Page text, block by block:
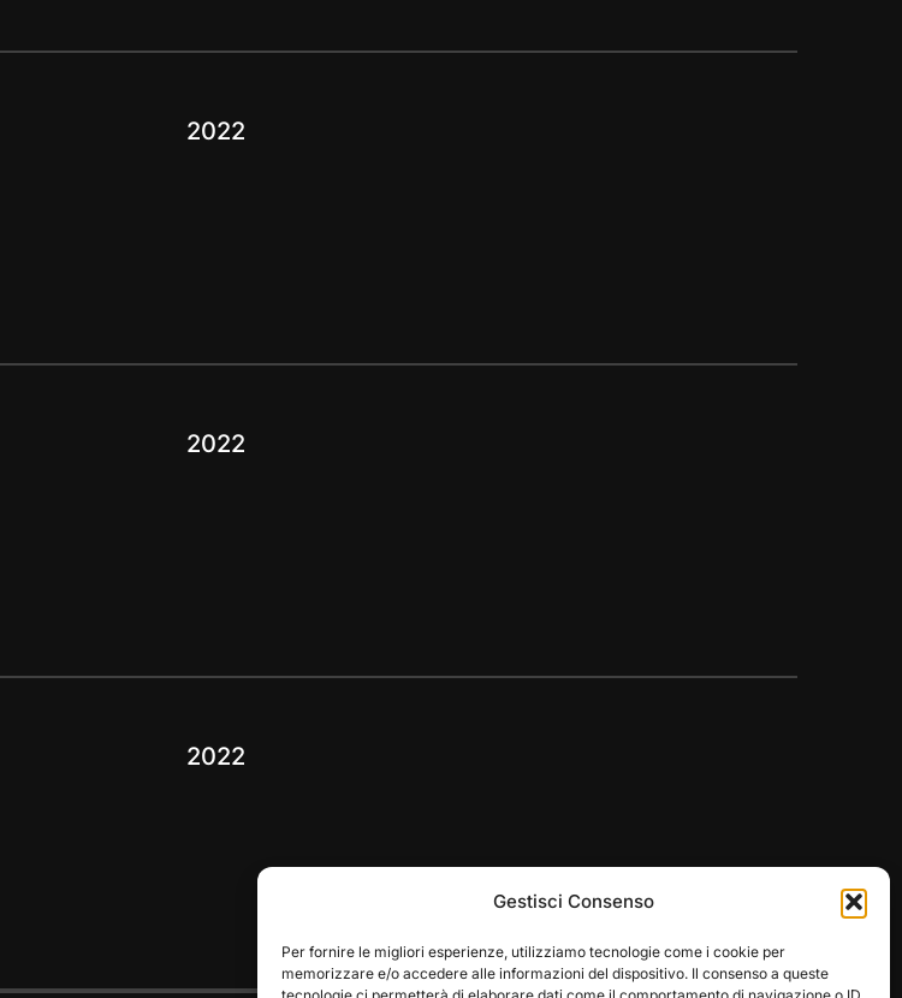
Gestisci Consenso
Per fornire le migliori esperienze, utilizziamo tecnologie come i cookie per
memorizzare e/o accedere alle informazioni del dispositivo. Il consenso a queste
2022
2022
2022